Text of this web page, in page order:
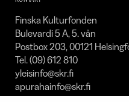
Finska Kulturfonden
Bulevardi 5 A, 5. vån
Postbox 203, 00121
Tel. (09) 612 810
yleisinfo@skr.fi
apurahainfo@skr.fi